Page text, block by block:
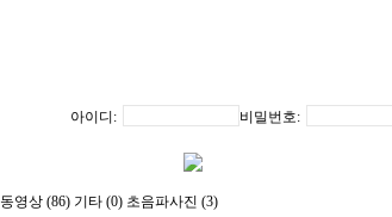
아이디: 비밀번호:
동영상 (86) 기타 (0) 초음파사진 (3)